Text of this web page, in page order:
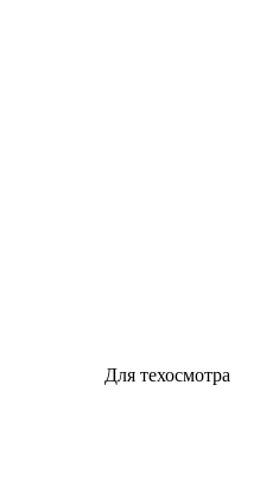
Для техосмотра